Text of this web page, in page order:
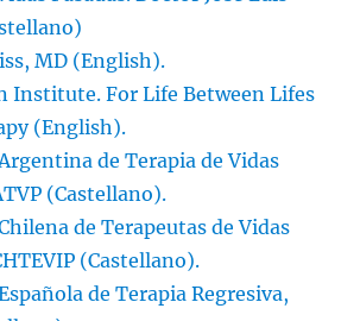
MD (English).
Institute. For Life Between Lifes
(English).
de Terapia de Vidas
(Castellano).
de Terapeutas de Vidas
(Castellano).
de Terapia Regresiva,